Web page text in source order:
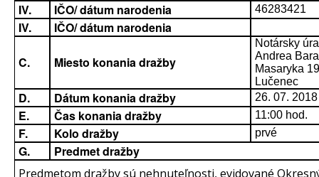
IV. IČO/ dátum narodenia 46283421
IV. IČO/ dátum narodenia
C. Miesto konania dražby
Notársky
Andrea
Masaryka
Lučenec
D. Dátum konania dražby 26. 07. 2018
E. Čas konania dražby 11:00 hod.
F. Kolo dražby prvé
G. Predmet dražby
Predmetom dražby sú nehnuteľnosti, evidované